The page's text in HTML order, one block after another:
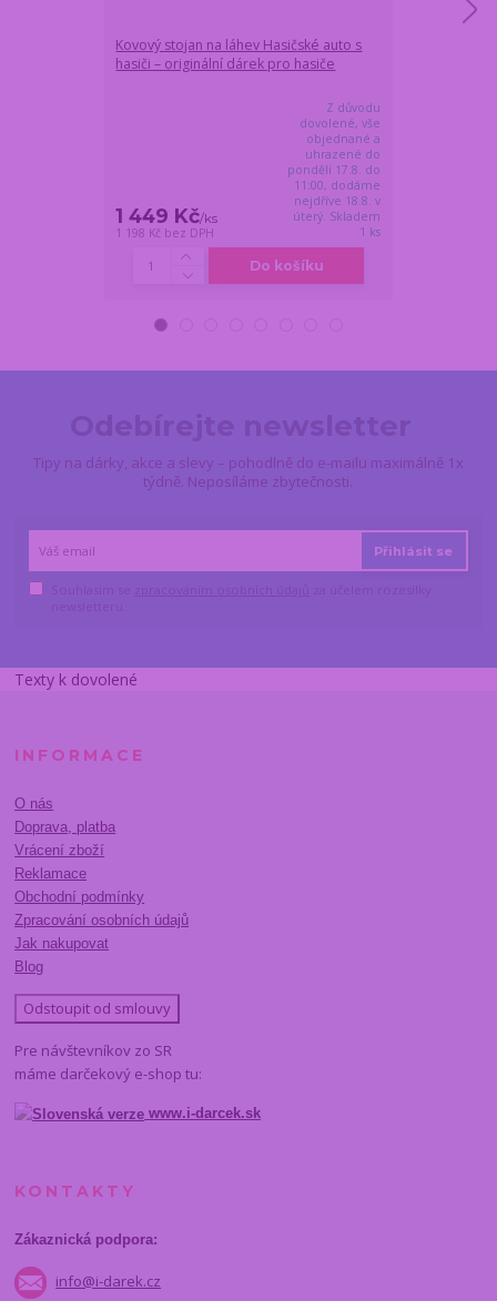
Kovový stojan na láhev Hasičské auto s
hasiči – originální dárek pro hasiče
1 449 Kč/ks
1 198 Kč bez DPH
Z důvodu
dovolené, vše
objednané a
uhrazené do
pondělí 17.8. do
11:00, dodáme
nejdříve 18.8. v
úterý. Skladem
1 ks
Do košíku
Tipy na dárky, akce a slevy – pohodlně do e-mailu maximálně 1x
týdně. Neposíláme zbytečnosti.
Přihlásit se
Texty k dovolené
INFORMACE
O nás
Doprava, platba
Vrácení zboží
Reklamace
Obchodní podmínky
Zpracování osobních údajů
Jak nakupovat
Blog
Odstoupit od smlouvy
Pre návštevníkov zo SR
máme darčekový e-shop tu:
www.i-darcek.sk
KONTAKTY
Zákaznická podpora:
info@i-darek.cz